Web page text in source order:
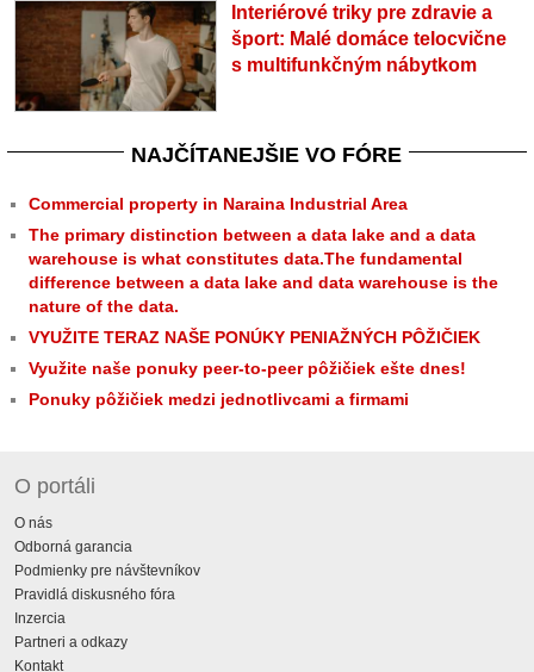
Interiérové triky pre zdravie a
šport: Malé domáce telocvične
s multifunkčným nábytkom
NAJČÍTANEJŠIE VO FÓRE
Commercial property in Naraina Industrial Area
The primary distinction between a data lake and a data
warehouse is what constitutes data.The fundamental
difference between a data lake and data warehouse is the
nature of the data.
VYUŽITE TERAZ NAŠE PONÚKY PENIAŽNÝCH PÔŽIČIEK
Využite naše ponuky peer-to-peer pôžičiek ešte dnes!
Ponuky pôžičiek medzi jednotlivcami a firmami
O portáli
O nás
Odborná garancia
Podmienky pre návštevníkov
Pravidlá diskusného fóra
Inzercia
Partneri a odkazy
Kontakt